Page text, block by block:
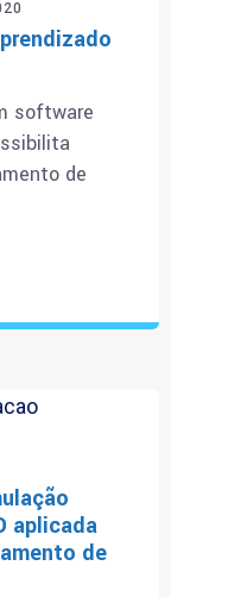
software
de
aplicada
de